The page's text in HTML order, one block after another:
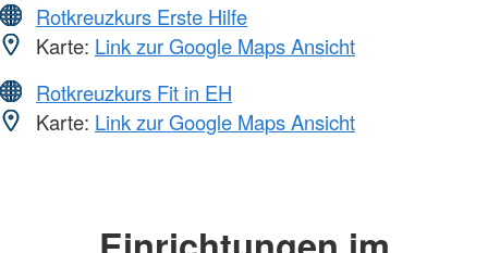
Rotkreuzkurs Erste Hilfe
Karte: Link zur Google Maps Ansicht
Rotkreuzkurs Fit in EH
Karte: Link zur Google Maps Ansicht